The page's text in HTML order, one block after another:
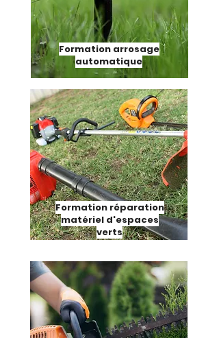
Formation arrosage
automatique
Formation réparation
matériel d'espaces
verts